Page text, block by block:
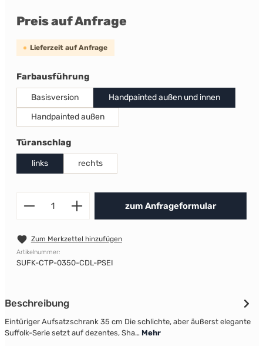
Preis auf Anfrage
Lieferzeit auf Anfrage
Farbausführungauswählen
Basisversion
Handpainted außen und innen
Handpainted außen
Türanschlagauswählen
links rechts
Produkt Anzahl: Gib den
zum Anfrageformular
Zum Merkzettel hinzufügen
Artikelnummer:
SUFK-CTP-0350-CDL-PSEI
Beschreibung
Eintüriger Aufsatzschrank 35 cm Die schlichte, aber äußerst elegante
Suffolk-Serie setzt auf dezentes, Sha… Mehr